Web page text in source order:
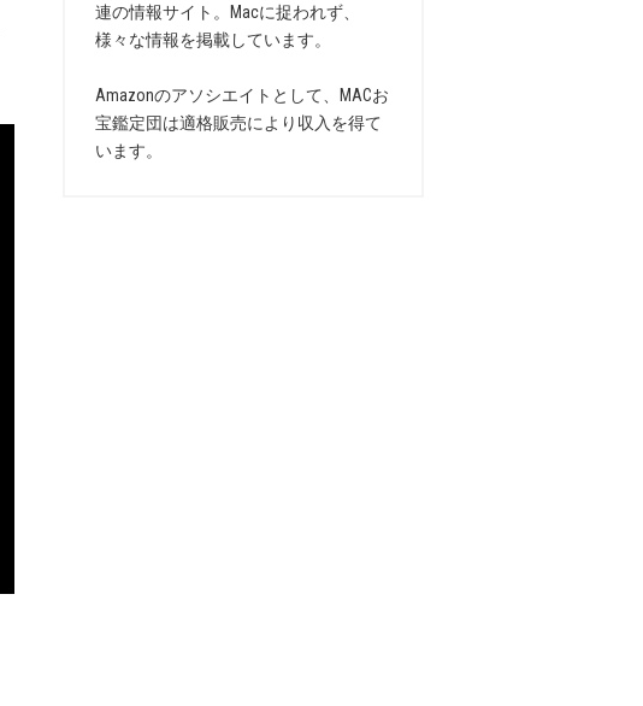
連の情報サイト。Macに捉われず、
様々な情報を掲載しています。
Amazonのアソシエイトとして、MACお
宝鑑定団は適格販売により収入を得て
います。